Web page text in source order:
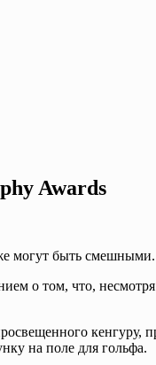
Awards
могут быть смешными.
о том, что,
на поле для гольфа.